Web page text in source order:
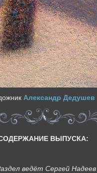
Александр Дедушев
ВЫПУСКА:
ведёт Сергей Надеев